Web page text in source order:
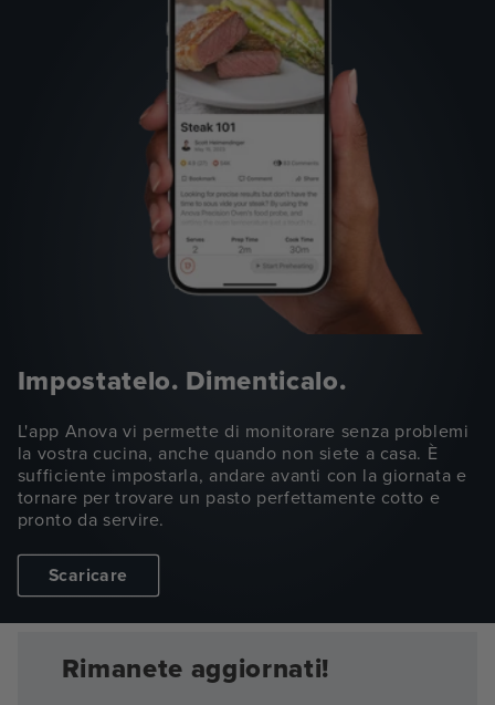
Impostatelo. Dimenticalo.
L'app Anova vi permette di monitorare senza problemi
la vostra cucina, anche quando non siete a casa. È
sufficiente impostarla, andare avanti con la giornata e
tornare per trovare un pasto perfettamente cotto e
pronto da servire.
Scaricare
Rimanete aggiornati!